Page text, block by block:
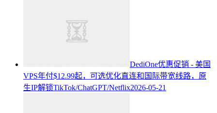
DediOne优惠促销 - 美国
VPS年付$12.99起，可选优化直连和国际带宽线路，原
生IP解锁TikTok/ChatGPT/Netflix2026-05-21